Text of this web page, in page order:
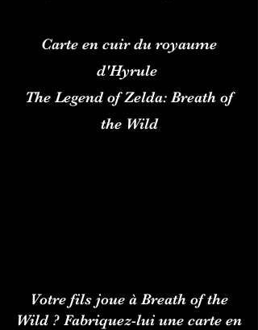
Carte en cuir du royaume
d'Hyrule
The Legend of Zelda: Breath of
the Wild
Votre fils joue à Breath of the
Wild ? Fabriquez-lui une carte en